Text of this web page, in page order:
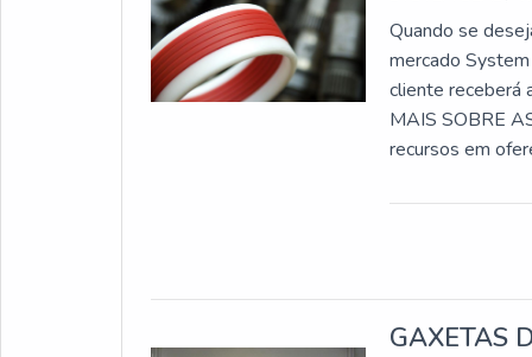
Quando se
mercado
cliente receberá
MAIS SOBRE
recursos em
GAXETAS